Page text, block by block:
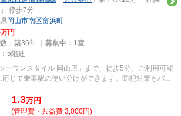
停歩7分
岡山市南区富浜町
万円
：築36年 ｜募集中： 1室
5階建
ーワンスタイル 岡山店」まで、徒歩5分。ご利用可能
じて乗車駅の使い分けができます。防犯対策もバッ
物件...
1.3万円
(管理費・共益費 3,000円)